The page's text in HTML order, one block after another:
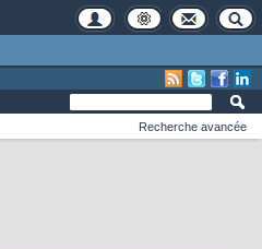
Recherche avancée